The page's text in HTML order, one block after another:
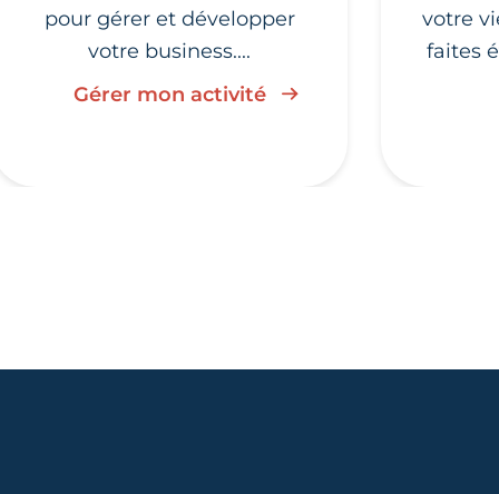
pour gérer et développer
votre business....
Gérer mon activité
votre
faites